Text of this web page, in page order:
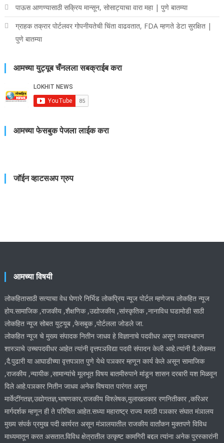
पाऊस आणण्यासाठी सक्रिय मान्सून, सोसाट्याचा वारा महा | पुणे बातम्या
ग्राहक तक्रार पोर्टलवर गोपनीयतेची चिंता वाढवतात, FDA म्हणते डेटा सुरक्षित |
पुणे बातम्या
आमच्या युट्यूब चँनलला सबक्राईब करा
आमच्या फेसबुक पेजला लाईक करा
जॉईन व्हाटसअप ग्रुप
आमच्या विषयी
लोकहितासाठी सत्याचा वेध घेणारे निर्भिड लोकप्रिय न्यूज पोर्टल म्हणेजच लोकहित न्यूज
होय.सामाजिक ,राजकीय ,शैक्षणिक ,उद्योजकीय ,सांस्कृतिक ,नानाविध घडामोडी साठी
लोकहित न्यूज सोबत युट्यूब ,फेसबुक ,पोर्टलला जोडले जा.
लोकहित न्यूज चे मुख्य संपादक नितीन जाधव हे विज्ञानाचे पदवीधर असून व्यवस्थापन
शास्ञाचे उच्चपदवीधर आहेत त्यांनी वृत्तपञविद्या पदवी संपादन केली आहे.त्यांनी दै.लोकमत
,दै.पुढारी या आघाडीच्या वृत्तपञात पुणे येथे पञकार म्हणून कार्य केले असून सामाजिक
,राजकीय ,न्यायीक ,सामान्यांचे मूलभूत विषय बातमीरुपाने मांडून शासन दरबारी यश मिळवून
दिले आहे.पञकार नितीन जाधव अनेक विषयात पारंगत असून
मार्केटींगतज्ञ,उद्योगतज्ञ,भाषणकार,राजकीय विश्लेषक,मुलाखतकार रणनितीकार ,करिअर
मार्गदर्शक म्हणून ही ते परिचित आहेत.सध्या महाराष्ट्र राज्य मराठी पञकार संघात मंञालय
मुख्य संपर्क प्रमुख पदी कार्यरत असून मंञालयातील राजकीय वार्तांकन मुक्तपणे विविध
माध्यमातून करत असतात.विविध क्षेत्रातील उत्कृष्ट कामगिरी बद्दल त्यांना अनेक पुरस्कारांनी